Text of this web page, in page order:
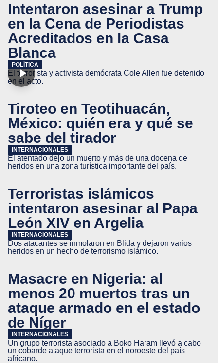
Intentaron asesinar a Trump
en la Cena de Periodistas
Acreditados en la Casa
Blanca
POLÍTICA
El terrorista y activista demócrata Cole Allen fue detenido
en el acto.
Tiroteo en Teotihuacán,
México: quién era y qué se
sabe del tirador
INTERNACIONALES
El atentado dejo un muerto y más de una docena de
heridos en una zona turística importante del país.
Terroristas islámicos
intentaron asesinar al Papa
León XIV en Argelia
INTERNACIONALES
Dos atacantes se inmolaron en Blida y dejaron varios
heridos en un hecho de terrorismo islámico.
Masacre en Nigeria: al
menos 20 muertos tras un
ataque armado en el estado
de Níger
INTERNACIONALES
Un grupo terrorista asociado a Boko Haram llevó a cabo
un cobarde ataque terrorista en el noroeste del país
africano.